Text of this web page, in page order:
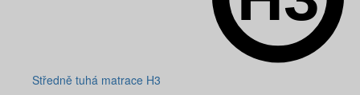
Středně tuhá matrace H3